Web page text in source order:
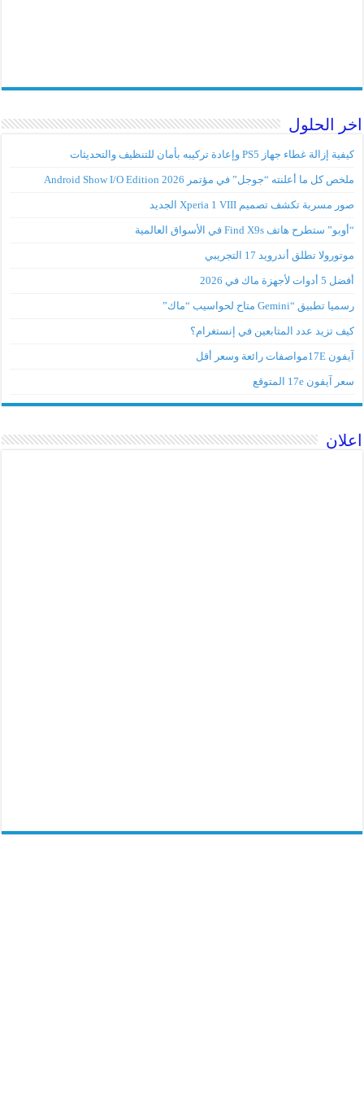
اخر الحلول
كيفية إزالة غطاء جهاز PS5 وإعادة تركيبه بأمان للتنظيف والتحديثات
ملخص كل ما أعلنته “جوجل” في مؤتمر Android Show I/O Edition 2026
صور مسربة تكشف تصميم Xperia 1 VIII الجديد
“أوبو” ستطرح هاتف Find X9s في الأسواق العالمية
موتورولا تطلق أندرويد 17 التجريبي
أفضل 5 أدوات لأجهزة ماك في 2026
رسميا تطبيق “Gemini متاح لحواسيب “ماك”
كيف تزيد عدد المتابعين في إنستغرام؟
آيفون 17Eمواصفات رائعة وسعر أقل
سعر آيفون 17e المتوقع
اعلان